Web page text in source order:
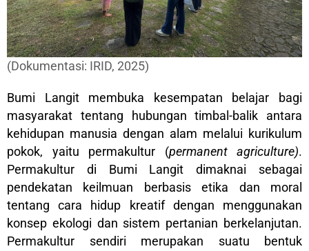
(Dokumentasi: IRID, 2025)
Bumi Langit membuka kesempatan belajar bagi
masyarakat tentang hubungan timbal-balik antara
kehidupan manusia dengan alam melalui kurikulum
pokok, yaitu permakultur (permanent agriculture).
Permakultur di Bumi Langit dimaknai sebagai
pendekatan keilmuan berbasis etika dan moral
tentang cara hidup kreatif dengan menggunakan
konsep ekologi dan sistem pertanian berkelanjutan.
Permakultur sendiri merupakan suatu bentuk